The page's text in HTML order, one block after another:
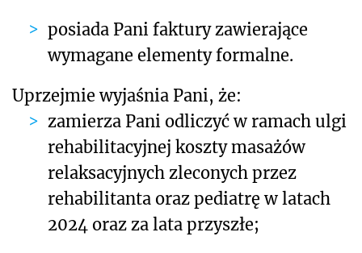
posiada Pani faktury zawierające
wymagane elementy formalne.
Uprzejmie wyjaśnia Pani, że:
zamierza Pani odliczyć w ramach ulgi
rehabilitacyjnej koszty masażów
relaksacyjnych zleconych przez
rehabilitanta oraz pediatrę w latach
2024 oraz za lata przyszłe;